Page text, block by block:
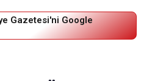
Gazetesi'ni Google